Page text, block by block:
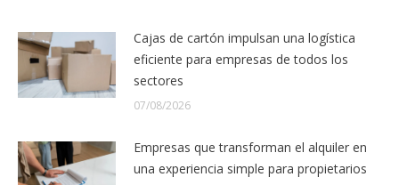
Cajas de cartón impulsan una logística
eficiente para empresas de todos los
sectores
07/08/2026
Empresas que transforman el alquiler en
una experiencia simple para propietarios